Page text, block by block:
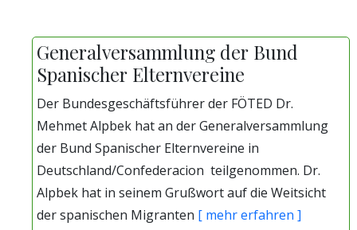
Generalversammlung der Bund
Spanischer Elternvereine
Der Bundesgeschäftsführer der FÖTED Dr.
Mehmet Alpbek hat an der Generalversammlung
der Bund Spanischer Elternvereine in
Deutschland/Confederacion teilgenommen. Dr.
Alpbek hat in seinem Grußwort auf die Weitsicht
der spanischen Migranten [ mehr erfahren ]